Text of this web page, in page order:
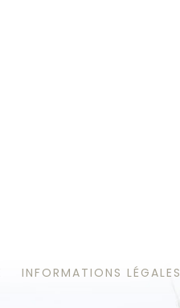
INFORMATIONS LÉGALES